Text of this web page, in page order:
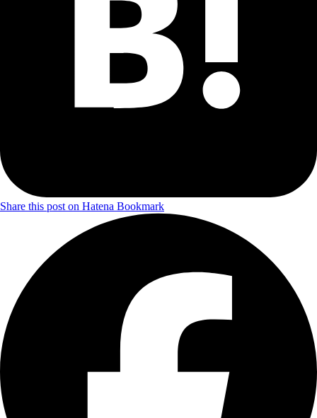
Share this post on Hatena Bookmark